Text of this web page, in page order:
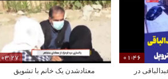
01:46
در
03:27
معتادشدن یک خانم با تشویق